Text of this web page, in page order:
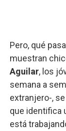
Pero, qué
muestran
Aguilar, los
semana a
extranjero-,
que identifica
está